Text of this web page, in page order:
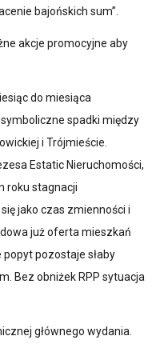
bajońskich sum”.
akcje promocyjne aby
do miesiąca
spadki między
i Trójmieście.
Estatic Nieruchomości,
roku stagnacji
jako czas zmienności i
już oferta mieszkań
pozostaje słaby
Bez obniżek RPP sytuacja
głównego wydania.